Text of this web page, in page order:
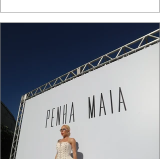
algo de intemporal em vestir o vento e
que ele conduza a cena. Cada dobra do
cada reflexo dourado da luz sobre a pe